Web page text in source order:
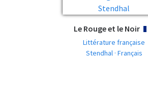
Le Rouge et le Noir
Littérature française
Stendhal · Français